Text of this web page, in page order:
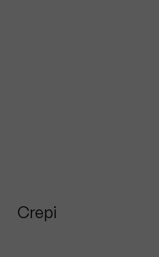
Crepi